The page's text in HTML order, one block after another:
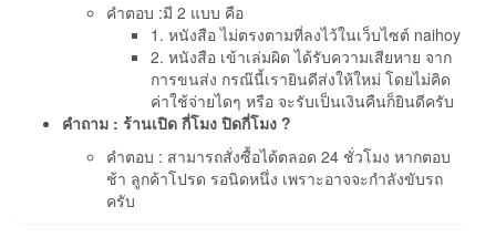
คำตอบ :มี 2 แบบ คือ
1. หนังสือ ไม่ตรงตามที่ลงไว้ในเว็บไซต์ naihoy
2. หนังสือ เข้าเล่มผิด ได้รับความเสียหาย จาก
การขนส่ง กรณ๊นี้เรายินดีส่งให้ใหม่ โดยไม่คิด
ค่าใช้จ่ายไดๆ หรือ จะรับเป็นเงินคืนก็ยินดีครับ
คำถาม : ร้านเปิด กี่โมง ปิดกี่โมง ?
คำตอบ : สามารถสั่งซื้อได้ตลอด 24 ชั่วโมง หากตอบ
ช้า ลูกค้าโปรด รอนิดหนึ่ง เพราะอาจจะกำลังขับรถ
ครับ